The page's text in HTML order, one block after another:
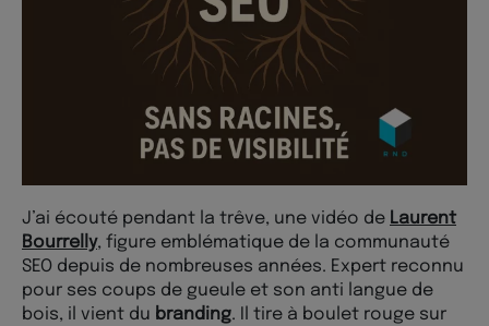
J’ai écouté pendant la trêve, une vidéo de Laurent
Bourrelly, figure emblématique de la communauté
SEO depuis de nombreuses années. Expert reconnu
pour ses coups de gueule et son anti langue de
bois, il vient du branding. Il tire à boulet rouge sur